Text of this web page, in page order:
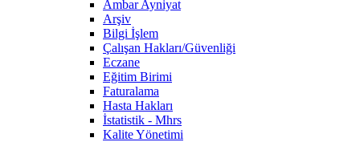
Ambar Ayniyat
Arşiv
Bilgi İşlem
Çalışan Hakları/Güvenliği
Eczane
Eğitim Birimi
Faturalama
Hasta Hakları
İstatistik - Mhrs
Kalite Yönetimi